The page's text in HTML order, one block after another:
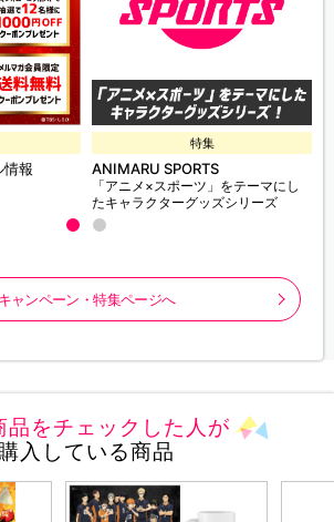
情報
特集
ANIMARU SPORTS
「アニメ×スポーツ」をテーマにし
たキャラクターグッズシリーズ
キャンペーン・特集ページへ
品をチェックした人が
購入している商品